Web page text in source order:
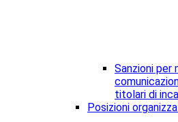
Sanzioni per
titolari di
Posizioni